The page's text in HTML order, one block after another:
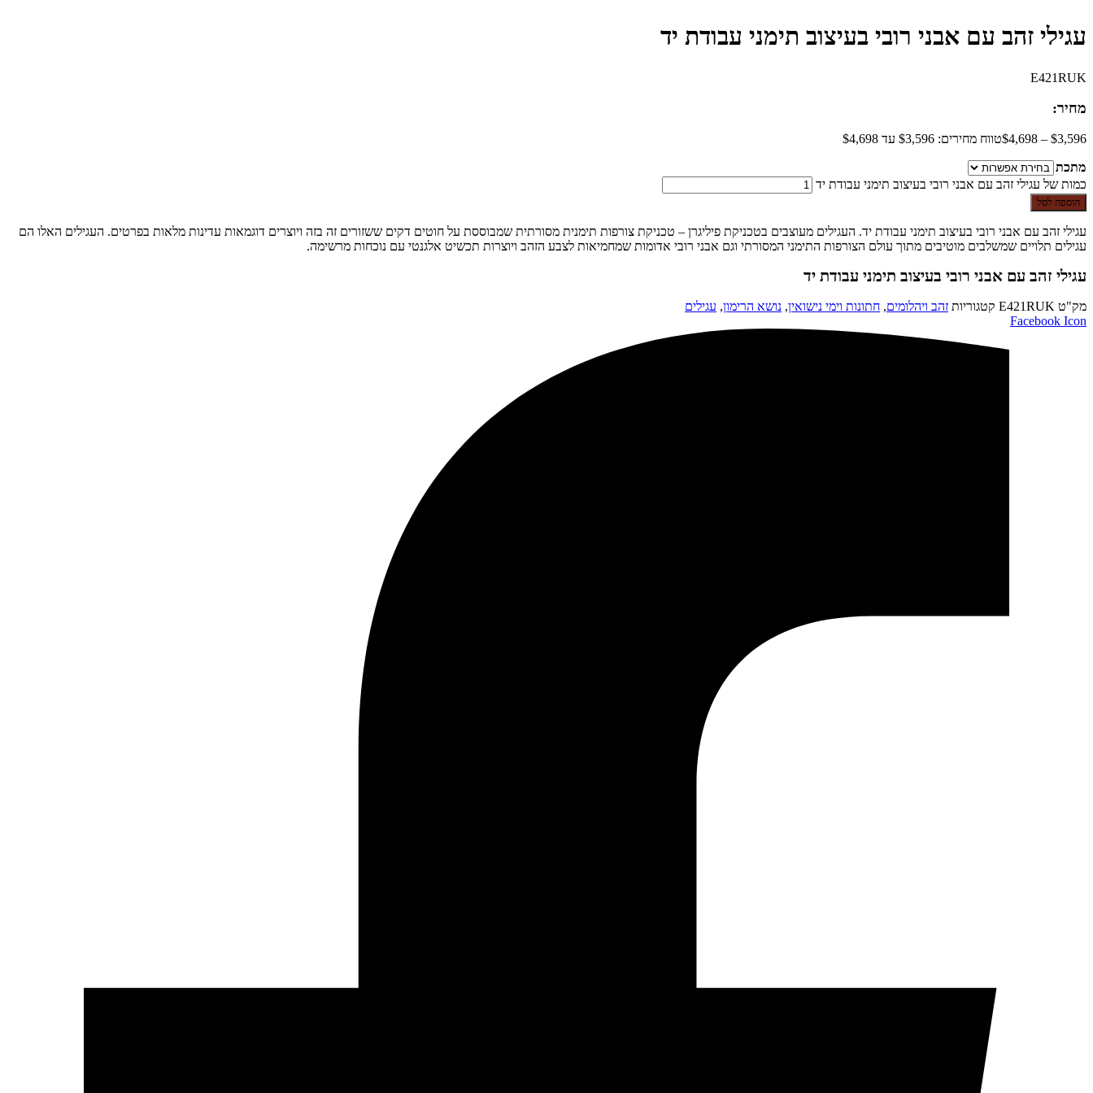
עגילי זהב עם אבני רובי בעיצוב תימני עבודת יד
E421RUK
מחיר:
$3,596
–
$4,698 טווח מחירים: ⁦$3,596⁩ עד ⁦$4,698⁩
מתכת
כמות של עגילי זהב עם אבני רובי בעיצוב תימני עבודת יד
הוספה לסל
עגילי זהב עם אבני רובי בעיצוב תימני עבודת יד. העגילים מעוצבים בטכניקת פיליגרן – טכניקת צורפות תימנית מסורתית שמבוססת על חוטים דקים ששזורים זה בזה ויוצרים דוגמאות עדינות מלאות בפרטים. העגילים האלו הם
עגילים תלויים שמשלבים מוטיבים מתוך עולם הצורפות התימני המסורתי וגם אבני רובי אדומות שמחמיאות לצבע הזהב ויוצרות תכשיט אלגנטי עם נוכחות מרשימה.
עגילי זהב עם אבני רובי בעיצוב תימני עבודת יד
מק"ט E421RUK קטגוריות זהב ויהלומים, חתונות וימי נישואין, נושא הרימון, עגילים
Facebook Icon